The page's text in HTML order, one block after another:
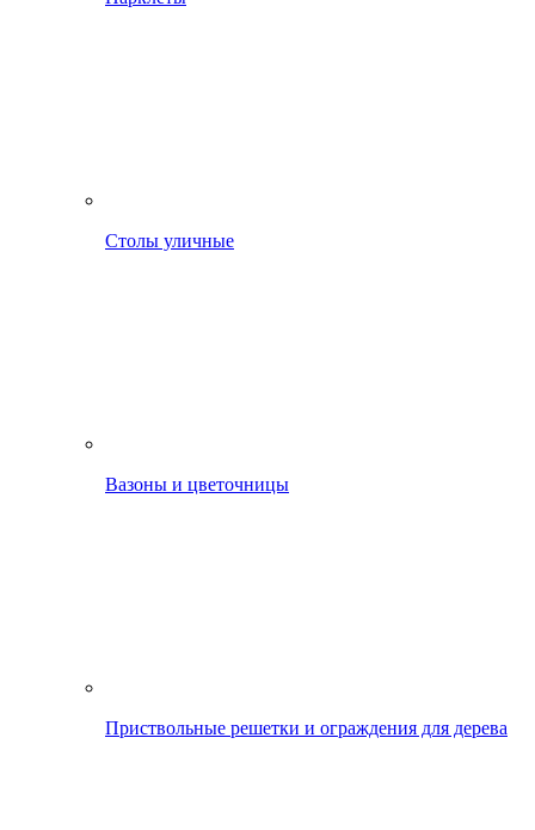
Столы уличные
Вазоны и цветочницы
Приствольные решетки и ограждения для дерева